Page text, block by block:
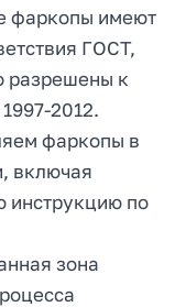
фаркопы имеют
ГОСТ,
разрешены к
2012.
фаркопы в
включая
инструкцию по
зона